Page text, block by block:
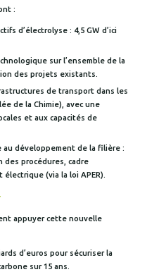
:
d’électrolyse : 4,5 GW d’ici
sur l’ensemble de la
des projets existants.
de transport dans les
de la Chimie), avec une
et aux capacités de
au développement de la filière :
des procédures, cadre
(via la loi APER).
appuyer cette nouvelle
d’euros pour sécuriser la
sur 15 ans.